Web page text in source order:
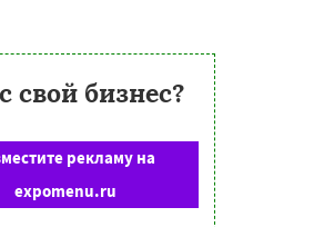
свой бизнес?
рекламу на
expomenu.ru